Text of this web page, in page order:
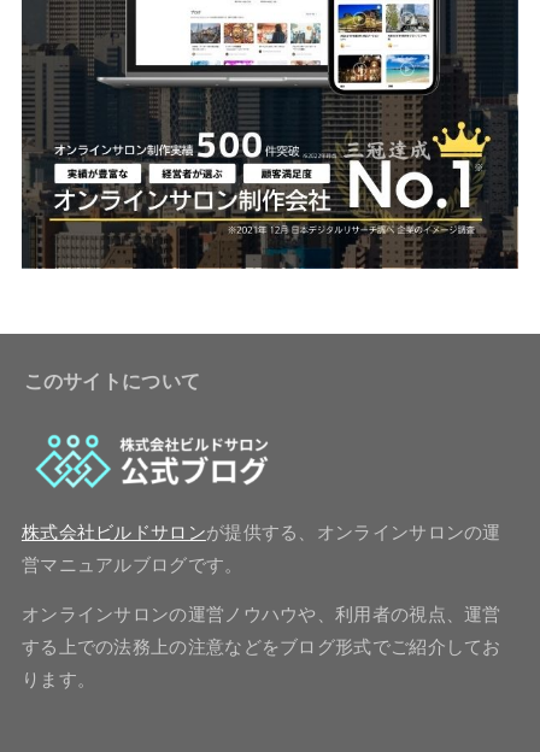
このサイトについて
株式会社ビルドサロンが提供する、オンラインサロンの運
営マニュアルブログです。
オンラインサロンの運営ノウハウや、利用者の視点、運営
する上での法務上の注意などをブログ形式でご紹介してお
ります。